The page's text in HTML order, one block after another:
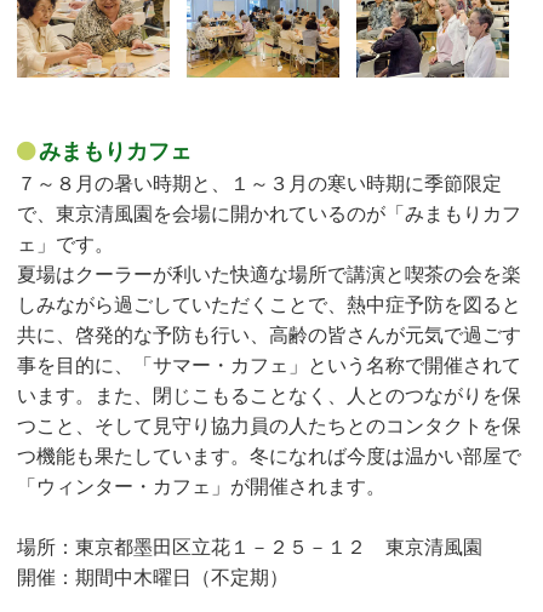
みまもりカフェ
７～８月の暑い時期と、１～３月の寒い時期に季節限定
で、東京清風園を会場に開かれているのが「みまもりカフ
ェ」です。
夏場はクーラーが利いた快適な場所で講演と喫茶の会を楽
しみながら過ごしていただくことで、熱中症予防を図ると
共に、啓発的な予防も行い、高齢の皆さんが元気で過ごす
事を目的に、「サマー・カフェ」という名称で開催されて
います。また、閉じこもることなく、人とのつながりを保
つこと、そして見守り協力員の人たちとのコンタクトを保
つ機能も果たしています。冬になれば今度は温かい部屋で
「ウィンター・カフェ」が開催されます。
場所：東京都墨田区立花１－２５－１２ 東京清風園
開催：期間中木曜日（不定期）